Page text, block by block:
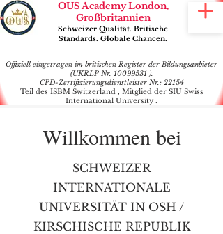
OUS Academy London,
Großbritannien
Schweizer Qualität. Britische
Standards. Globale Chancen.
Offiziell eingetragen im britischen Register der Bildungsanbieter
(UKRLP Nr. 10099531).
CPD-Zertifizierungsdienstleister Nr.: 22154
Teil des ISBM Switzerland, Mitglied der SIU Swiss
International University .
Willkommen bei
SCHWEIZER
INTERNATIONALE
UNIVERSITÄT IN OSH /
KIRSCHISCHE REPUBLIK